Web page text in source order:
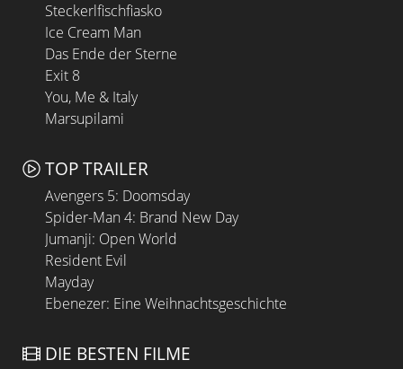
Steckerlfischfiasko
Ice Cream Man
Das Ende der Sterne
Exit 8
You, Me & Italy
Marsupilami
TOP TRAILER
Avengers 5: Doomsday
Spider-Man 4: Brand New Day
Jumanji: Open World
Resident Evil
Mayday
Ebenezer: Eine Weihnachtsgeschichte
DIE BESTEN FILME